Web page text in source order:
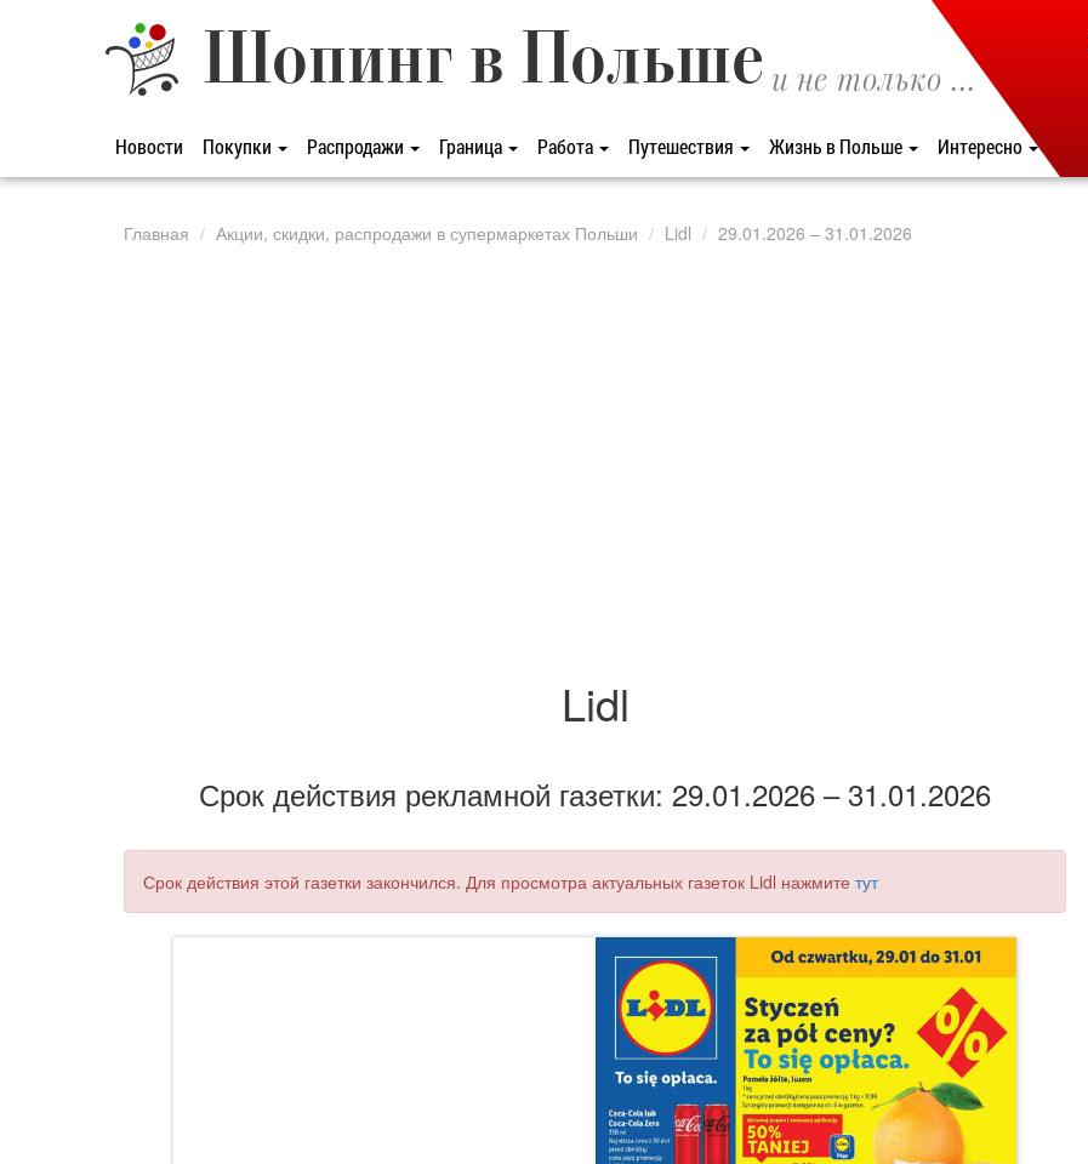
Шопинг в Польше и не только ...
Новости Покупки Распродажи Граница Работа Путешествия Жизнь в Польше Интересно
Главная Акции, скидки, распродажи в супермаркетах Польши Lidl 29.01.2026 – 31.01.2026
Lidl
Срок действия рекламной газетки: 29.01.2026 – 31.01.2026
Срок действия этой газетки закончился. Для просмотра актуальных газеток Lidl нажмите тут